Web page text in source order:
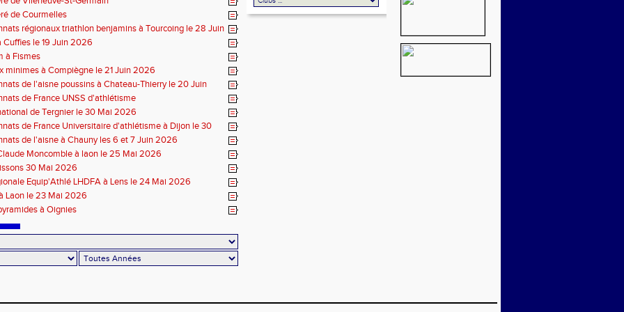
de Courmelles
régionaux triathlon benjamins à Tourcoing le 28 Juin
Cuffies le 19 Juin 2026
à Fismes
minimes à Compiègne le 21 Juin 2026
de l'aisne poussins à Chateau-Thierry le 20 Juin
de France UNSS d'athlétisme
de Tergnier le 30 Mai 2026
de France Universitaire d'athlétisme à Dijon le 30
de l'aisne à Chauny les 6 et 7 Juin 2026
Moncomble à laon le 25 Mai 2026
30 Mai 2026
Equip'Athlé LHDFA à Lens le 24 Mai 2026
Laon le 23 Mai 2026
à Oignies